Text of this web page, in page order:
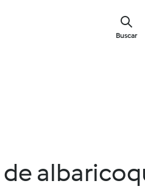
Buscar